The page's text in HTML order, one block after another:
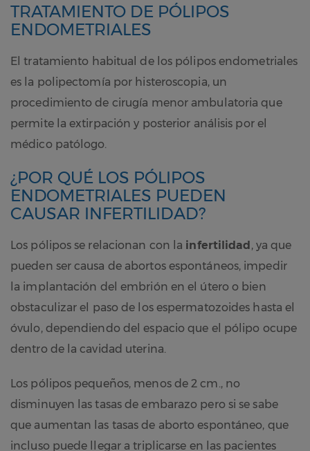
TRATAMIENTO DE PÓLIPOS
ENDOMETRIALES
El tratamiento habitual de los pólipos endometriales
es la polipectomía por histeroscopia, un
procedimiento de cirugía menor ambulatoria que
permite la extirpación y posterior análisis por el
médico patólogo.
¿POR QUÉ LOS PÓLIPOS
ENDOMETRIALES PUEDEN
CAUSAR INFERTILIDAD?
Los pólipos se relacionan con la infertilidad, ya que
pueden ser causa de abortos espontáneos, impedir
la implantación del embrión en el útero o bien
obstaculizar el paso de los espermatozoides hasta el
óvulo, dependiendo del espacio que el pólipo ocupe
dentro de la cavidad uterina.
Los pólipos pequeños, menos de 2 cm., no
disminuyen las tasas de embarazo pero si se sabe
que aumentan las tasas de aborto espontáneo, que
incluso puede llegar a triplicarse en las pacientes